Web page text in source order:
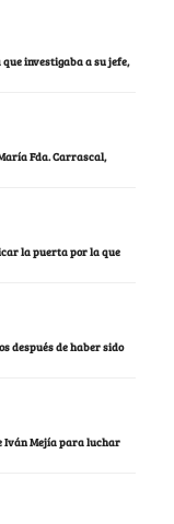
investigaba a su jefe,
Fda. Carrascal,
la puerta por la que
después de haber sido
Iván Mejía para luchar